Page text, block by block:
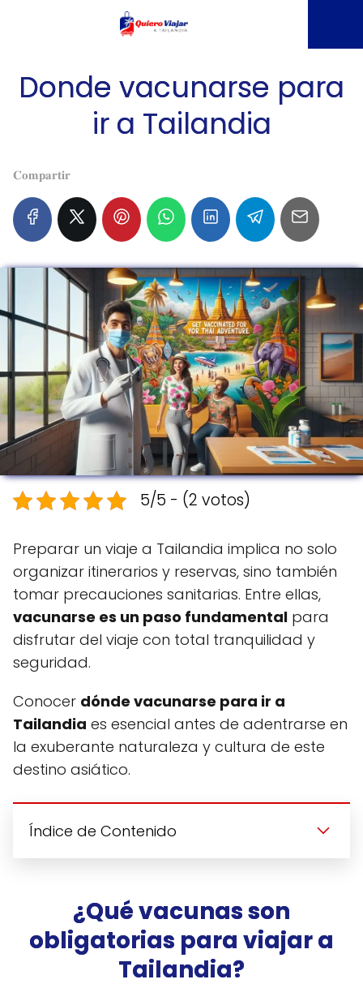
Donde vacunarse para
ir a Tailandia
𝐂𝐨𝐦𝐩𝐚𝐫𝐭𝐢𝐫
5/5 - (2 votos)
Preparar un viaje a Tailandia implica no solo
organizar itinerarios y reservas, sino también
tomar precauciones sanitarias. Entre ellas,
vacunarse es un paso fundamental para
disfrutar del viaje con total tranquilidad y
seguridad.
Conocer dónde vacunarse para ir a
Tailandia es esencial antes de adentrarse en
la exuberante naturaleza y cultura de este
destino asiático.
Índice de Contenido
¿Qué vacunas son
obligatorias para viajar a
Tailandia?